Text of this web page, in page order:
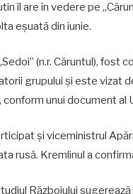
îl are în vedere pe
eșuată din iunie.
(n.r. Căruntul), fost
grupului și este vizat
conform unui document al
și viceministrul
rusă. Kremlinul a
Războiului